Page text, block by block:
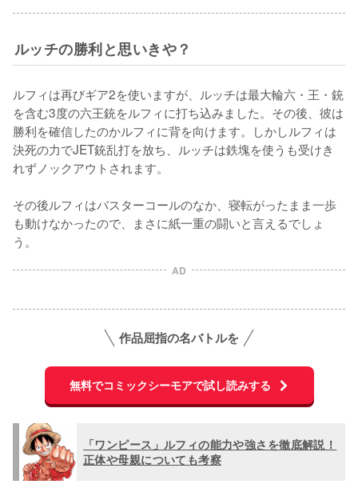
ルッチの勝利と思いきや？
ルフィは再びギア2を使いますが、ルッチは最大輪六・王・銃
を含む3度の六王銃をルフィに打ち込みました。その後、彼は
勝利を確信したのかルフィに背を向けます。しかしルフィは
決死の力でJET銃乱打を放ち、ルッチは鉄塊を使うも受けき
れずノックアウトされます。
その後ルフィはバスターコールのなか、寝転がったまま一歩
も動けなかったので、まさに紙一重の闘いと言えるでしょ
う。
AD
作品屈指の名バトルを
無料でコミックシーモアで試し読みする
「ワンピース」ルフィの能力や強さを徹底解説！
正体や母親についても考察